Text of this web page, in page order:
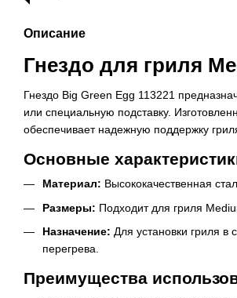
Описание
Гнездо для гриля
Гнездо Big Green Egg 113221
или специальную подставку.
обеспечивает надежную поддержку
Основные
Материал: Высококачественная
Размеры: Подходит для гриля
Назначение: Для установки гриля в
перегрева.
Преимущества